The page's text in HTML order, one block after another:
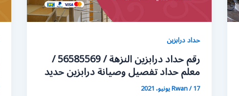
حداد درابزين
رقم حداد درابزين النزهة / 56585569 /
معلم حداد تفصيل وصيانة درابزين حديد
Rwan/17 يونيو، 2021